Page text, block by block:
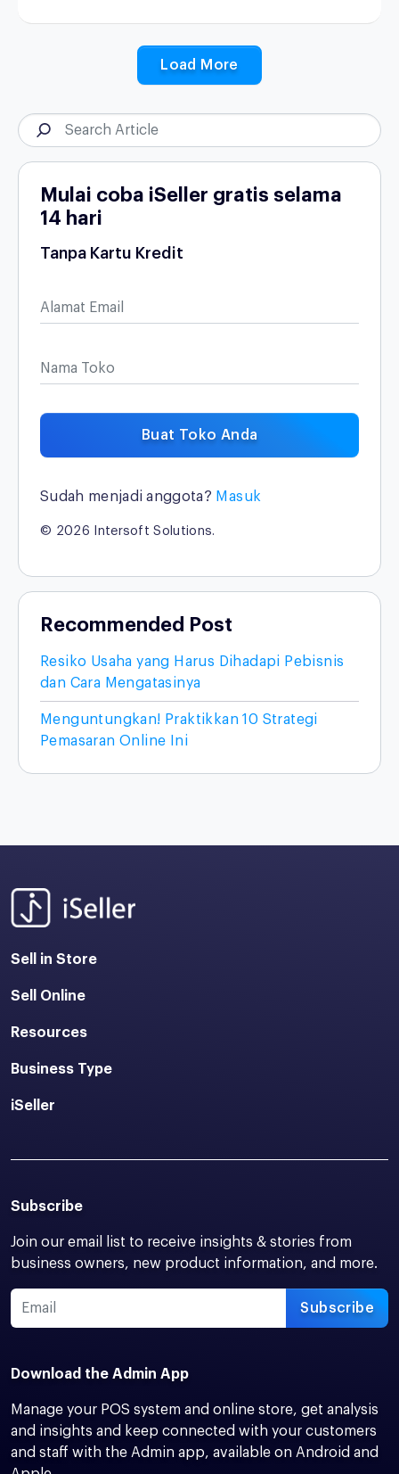
Load More
Mulai coba iSeller gratis selama
14 hari
Tanpa Kartu Kredit
Alamat Email
Nama Toko
Buat Toko Anda
Sudah menjadi anggota? Masuk
© 2026 Intersoft Solutions.
Recommended Post
Resiko Usaha yang Harus Dihadapi Pebisnis
dan Cara Mengatasinya
Menguntungkan! Praktikkan 10 Strategi
Pemasaran Online Ini
Sell in Store
Sell Online
Resources
Business Type
iSeller
Subscribe
Join our email list to receive insights & stories from
business owners, new product information, and more.
Subscribe
Download the Admin App
Manage your POS system and online store, get analysis
and insights and keep connected with your customers
and staff with the Admin app, available on Android and